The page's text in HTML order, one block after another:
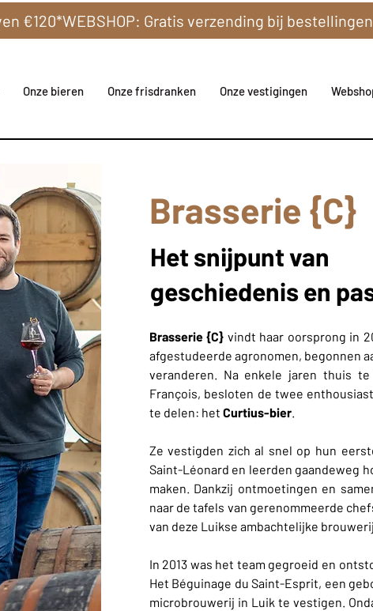
Onze bieren Onze frisdranken Onze vestigingen
Brasserie {C}
Het snijpunt van
geschiedenis en
Brasserie {C} vindt haar oorsprong in
afgestudeerde agronomen, begonnen
veranderen. Na enkele jaren thuis
François, besloten de twee
te delen: het Curtius-bier.
Ze vestigden zich al snel op hun
Saint-Léonard en leerden gaandeweg
maken. Dankzij ontmoetingen en
naar de tafels van gerenommeerde
van deze Luikse ambachtelijke
In 2013 was het team gegroeid en
Het Béguinage du Saint-Esprit, een
microbrouwerij in Luik te vestigen.